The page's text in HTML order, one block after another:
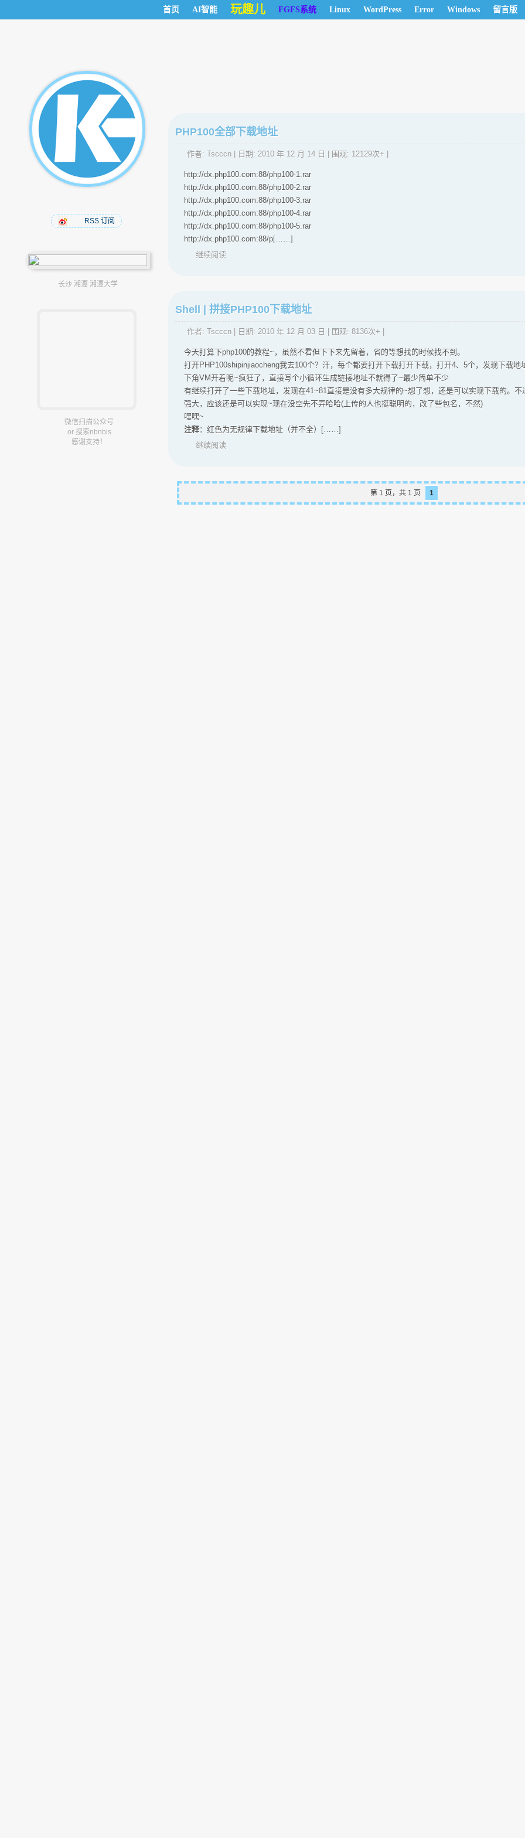
首页 AI智能 玩趣儿 FGFS系统 Linux WordPress Error Windows 留言版
RSS 订阅
长沙 湘潭 湘潭大学
微信扫描公众号
or 搜索nbnbls
感谢支持！
PHP100全部下载地址
作者: Tscccn| 日期: 2010 年 12 月 14 日 | 围观: 12129次+ |
http://dx.php100.com:88/php100-1.rar
http://dx.php100.com:88/php100-2.rar
http://dx.php100.com:88/php100-3.rar
http://dx.php100.com:88/php100-4.rar
http://dx.php100.com:88/php100-5.rar
http://dx.php100.com:88/p[……]
继续阅读
Shell | 拼接PHP100下载地址
作者: Tscccn| 日期: 2010 年 12 月 03 日 | 围观: 8136次+ |
今天打算下php100的教程~，虽然不看但下下来先留着，省的等想找的时候找不到。
打开PHP100shipinjiaocheng我去100个？汗，每个都要打开下载打开下载，打开4、5个，发现下载地
下角VM开着呢~疯狂了，直接写个小循环生成链接地址不就得了~最少简单不少
有继续打开了一些下载地址，发现在41~81直接是没有多大规律的~想了想，还是可以实现下载的。
强大，应该还是可以实现~现在没空先不弄哈哈(上传的人也挺聪明的，改了些包名，不然)
嘿嘿~
注释：红色为无规律下载地址（并不全）[……]
继续阅读
第 1 页，共 1 页 1